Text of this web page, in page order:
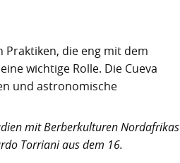
die eng mit dem
wichtige Rolle. Die Cueva
und astronomische
mit Berberkulturen Nordafrikas
Torriani aus dem 16.